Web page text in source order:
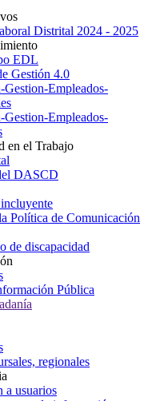
Distrital 2024 - 2025
EDL
Gestión 4.0
Gestion-Empleados-
Gestion-Empleados-
en el Trabajo
DASCD
Política de Comunicación
de discapacidad
Pública
regionales
a usuarios